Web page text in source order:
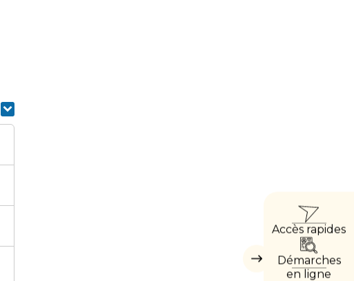
Masquer
Accès rapides
Démarches
en ligne